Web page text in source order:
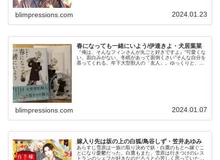
blimpressions.com 2024.01.23
春になっても一緒にいよう/伊達きよ・犬居葉菜
『俺は、そんなフィンさんが丸ごと好きですよ』“可愛くな
い、面白みがない、冬眠があって面倒くさい”そんな自分を
慕ってくれる、年下大型獣人の「友人」。ゆっくりと、だ
blimpressions.com 2024.01.07
嫁入り先は坂の上の白狐/鳥谷しず・笠井あゆみ
あらすじ雪原は一族の取り決めで妖・白鷹のもとへ嫁ぐこ
とになり憂鬱だった。白鷹もまた、雪原は行きつけのレス
トランのシェフが好きなのだろうと心苦しく思っていた。